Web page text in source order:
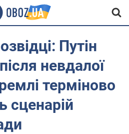
Путін
невдалої
терміново
сценарій